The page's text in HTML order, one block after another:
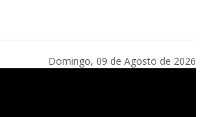
Domingo, 09 de Agosto de 2026